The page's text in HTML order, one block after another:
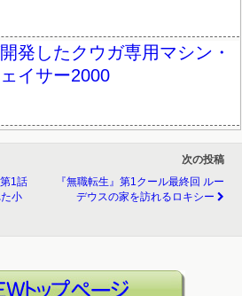
発したクウガ専用マシン・
イサー2000
1話
小
次の投稿
『無職転生』第1クール最終回 ルー
デウスの家を訪れるロキシー